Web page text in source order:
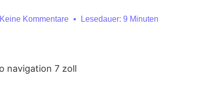
Keine Kommentare Lesedauer: 9 Minuten